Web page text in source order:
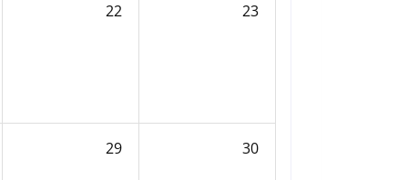
22 23
29 30